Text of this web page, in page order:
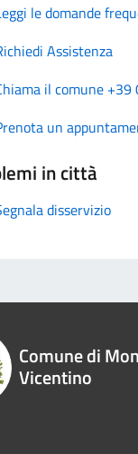
le domande
Assistenza
il comune
un
in città
disservizio
Comune di
Vicentino